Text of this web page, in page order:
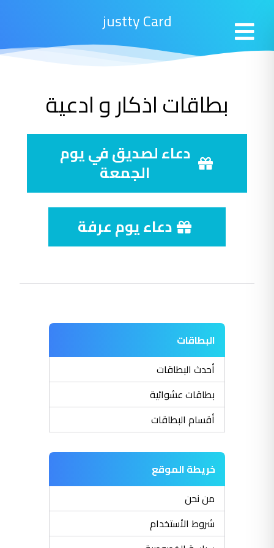
justty Card
بطاقات اذكار و ادعية
دعاء لصديق في يوم
الجمعة
دعاء يوم عرفة
البطاقات
أحدث البطاقات
بطاقات عشوائية
أقسام البطاقات
خريطة الموقع
من نحن
شروط الأستخدام